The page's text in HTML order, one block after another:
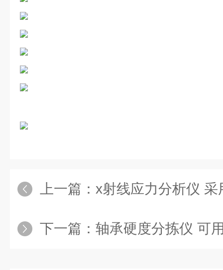
上一篇： x射线应力分析仪 采用技术
下一篇： 轴承硬度分拣仪 可用于